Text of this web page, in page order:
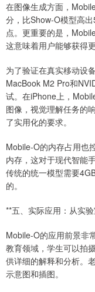
在图像生成方面，
分，比Show-O模型高
点。更重要的是，
这意味着用户能够获得
为了验证在真实移动设
MacBook M2 Pro和
试。在iPhone上，
图像，视觉理解任务的
了实用化的要求。
Mobile-O的内存占用也
内存，这对于现代智能
传统的统一模型需要
的。
**五、实际应用：从实
Mobile-O的应用前景非
教育领域，学生可以拍
供详细的解释和分析。
示意图和插图。